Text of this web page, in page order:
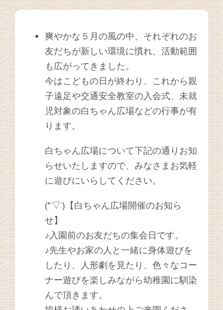
爽やかな５月の風の中、それぞれのお
友だちが新しい環境に慣れ、活動範囲
も広がってきました。
今はこどもの日が終わり、これから親
子遠足や交通安全教室の入会式、未就
児対象の白ちゃん広場などの行事が有
ります。
白ちゃん広場について下記の通りお知
らせいたしますので、みなさまお気軽
に遊びにいらしてください。
(*’▽’)【白ちゃん広場開催のお知ら
せ】
♪入園前のお友だちの集会日です。
♪先生やお家の人と一緒に身体遊びを
したり、人形劇を見たり、色々なコー
ナー遊びを楽しみながら幼稚園に馴染
んで頂きます。